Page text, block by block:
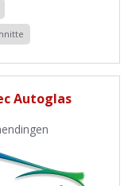
Autoglas